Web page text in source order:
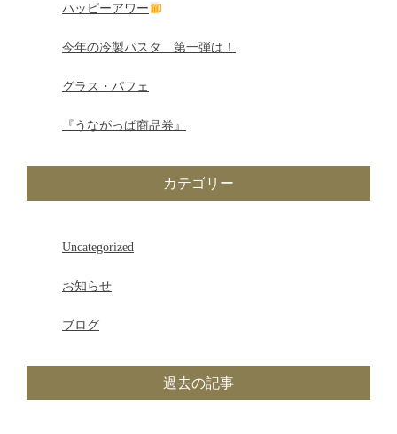
ハッピーアワー
今年の冷製パスタ 第一弾は！
グラス・パフェ
『うながっぱ商品券』
カテゴリー
Uncategorized
お知らせ
ブログ
過去の記事